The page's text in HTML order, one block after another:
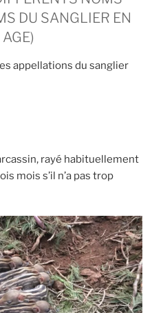
DU SANGLIER EN
appellations du sanglier
rayé habituellement
mois s’il n’a pas trop